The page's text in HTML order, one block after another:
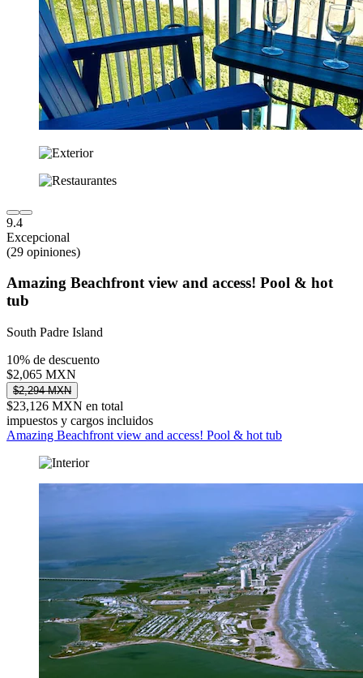
9.4
Excepcional
(29 opiniones)
Amazing Beachfront view and access! Pool & hot
tub
South Padre Island
10% de descuento
$2,065 MXN
$2,294 MXN
$23,126 MXN en total
impuestos y cargos incluidos
Amazing Beachfront view and access! Pool & hot tub